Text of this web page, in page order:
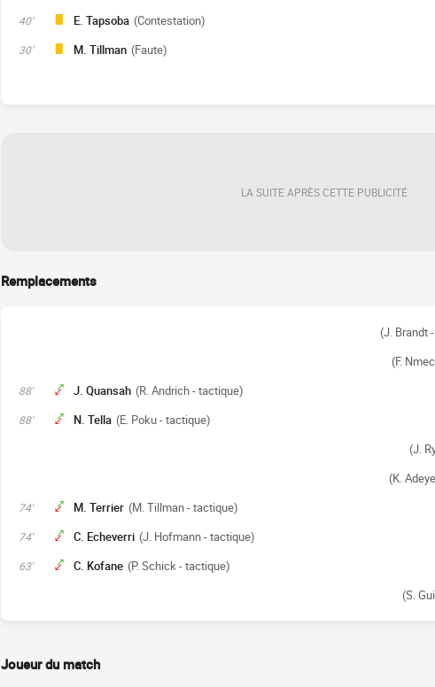
40' E. Tapsoba (Contestation)
30' M. Tillman (Faute)
LA SUITE APRÈS CETTE PUBLICITÉ
Remplacements
(J. Brandt
(F.
88' J. Quansah (R. Andrich - tactique)
88' N. Tella (E. Poku - tactique)
(J.
(K.
74' M. Terrier (M. Tillman - tactique)
74' C. Echeverri (J. Hofmann - tactique)
63' C. Kofane (P. Schick - tactique)
(S.
Joueur du match